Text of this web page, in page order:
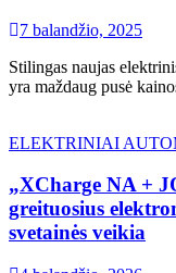
7 balandžio, 2025
Stilingas naujas
yra maždaug pusė
ELEKTRINIAI
„XCharge NA +
greituosius
svetainės veikia